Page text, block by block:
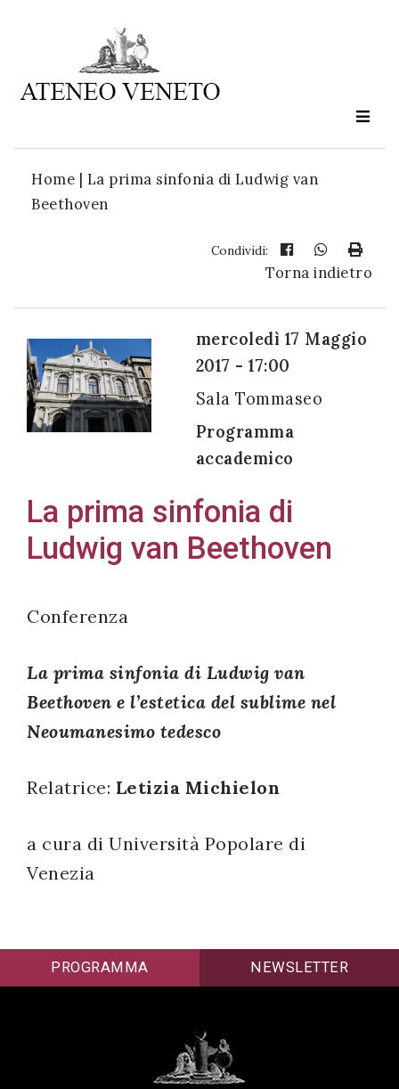
Home | La prima sinfonia di Ludwig van
Beethoven
Condividi:
Torna indietro
mercoledì 17 Maggio
2017 - 17:00
Sala Tommaseo
Programma
accademico
La prima sinfonia di
Ludwig van Beethoven
Conferenza
La prima sinfonia di Ludwig van
Beethoven e l’estetica del sublime nel
Neoumanesimo tedesco
Relatrice: Letizia Michielon
a cura di Università Popolare di
Venezia
Ateneo
è
cultura
Acconsento
all'uso dei
miei dati
con il
legislativo
196/03
avvenuta con
PROGRAMMA NEWSLETTER